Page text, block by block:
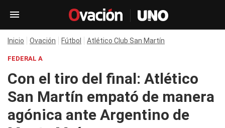
Inicio Ovación Fútbol Atlético Club San Martín
FEDERAL A
Con el tiro del final: Atlético
San Martín empató de manera
agónica ante Argentino de